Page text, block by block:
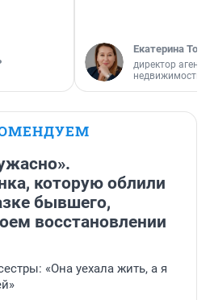
Екатерина
директор
недвижимости
которую облили
бывшего,
восстановлении
«Она уехала жить, а я